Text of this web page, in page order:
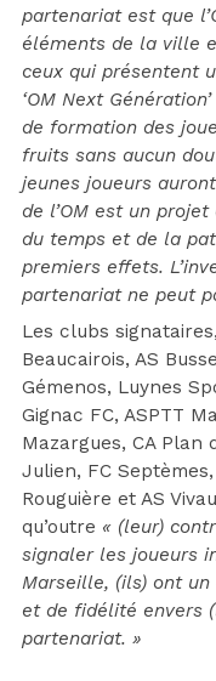
partenariat est que
éléments de la ville
ceux qui présentent
‘OM Next
de formation des
fruits sans aucun
jeunes joueurs
de l’OM est un
du temps et de la
premiers effets.
partenariat ne peut
Les clubs
Beaucairois, AS
Gémenos, Luynes
Gignac FC, ASPTT
Mazargues, CA Plan
Julien, FC
Rouguière et AS
qu’outre « (leur)
signaler les joueurs
Marseille, (ils) ont un
et de fidélité envers
partenariat. »